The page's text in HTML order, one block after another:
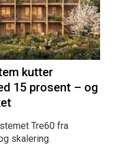
kutter
15 prosent – og
Tre60 fra
skalering.